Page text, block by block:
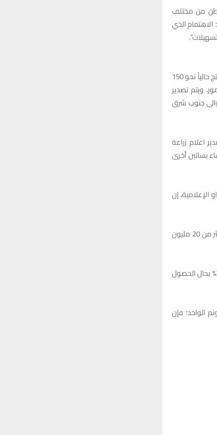
ديالى أنتجت في العام الماضي 2022 نحو 88 ألف طن من مختلف
الاهتمام الذي
أما بخصوص عدد أصناف التمور التي تنتجها المحافظة، اشار محمد المندلاوي الى أن “ديالى تنتج حالياً نحو 150
ويتم تصدير
والى جنوب شرق
اعلام زراعة
بساتين أخرى
الإعلامية، إن
وأوضح محمد الخزاعي أنه “نتيجة الجهود المبذولة وصلت أعداد النخيل بشكل تقديري الى أكثر من 20 مليون
تشكل الزراعة حالياً نحو 4 – 5% من الناتج القومي العراقي، ويمكن العمل لرفعها لمستوى 20% بحال الحصول
نخلة أو شجرة في الدونم الواحد؛ فإن